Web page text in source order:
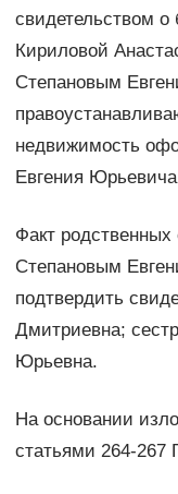
свидетельством
Кириловой
Степановым
недвижимость
Евгения
Факт
Степановым
подтвердить
Дмитриевна;
Юрьевна.
На основании
статьями 264-267